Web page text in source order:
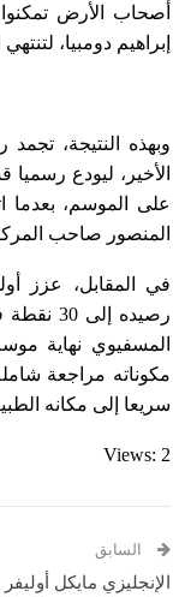
إبراهيم دومبيا،
الأخير، ليودع
على الموسم،
المنصور صاحب
في المقابل، عزز
رصيده
المسفيوي نهاية
مكوناته مراجعة
سريعا إلى مكانه
Views: 2
السابق
الإنجليزي مايكل